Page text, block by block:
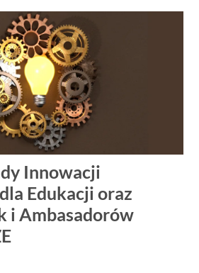
Innowacji
Edukacji oraz
i Ambasadorów